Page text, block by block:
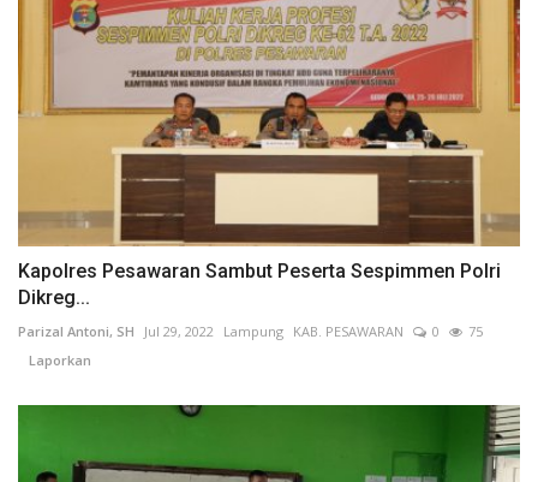
Kapolres Pesawaran Sambut Peserta Sespimmen Polri
Dikreg...
Parizal Antoni, SH Jul 29, 2022 Lampung KAB. PESAWARAN 0
75
Laporkan